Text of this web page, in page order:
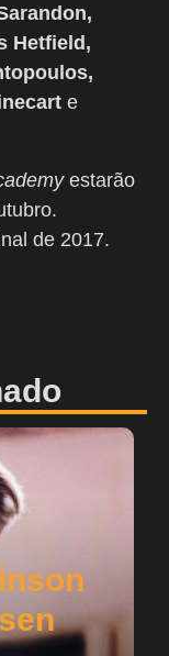
Hetfield,
e
estarão
de 2017.